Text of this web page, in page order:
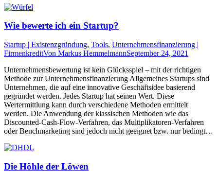
Wie bewerte ich ein Startup?
Startup | Existenzgründung, Tools, Unternehmensfinanzierung |
FirmenkreditVon Markus HemmelmannSeptember 24, 2021
Unternehmensbewertung ist kein Glücksspiel – mit der richtigen
Methode zur Unternehmensfinanzierung Allgemeines Startups sind
Unternehmen, die auf eine innovative Geschäftsidee basierend
gegründet werden. Jedes Startup hat seinen Wert. Diese
Wertermittlung kann durch verschiedene Methoden ermittelt
werden. Die Anwendung der klassischen Methoden wie das
Discounted-Cash-Flow-Verfahren, das Multiplikatoren-Verfahren
oder Benchmarketing sind jedoch nicht geeignet bzw. nur bedingt…
Die Höhle der Löwen